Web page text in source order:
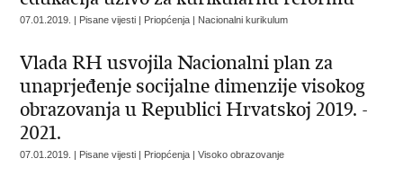
07.01.2019. | Pisane vijesti | Priopćenja | Nacionalni kurikulum
Vlada RH usvojila Nacionalni plan za
unaprjeđenje socijalne dimenzije visokog
obrazovanja u Republici Hrvatskoj 2019. -
2021.
07.01.2019. | Pisane vijesti | Priopćenja | Visoko obrazovanje